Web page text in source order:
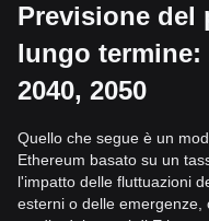
Previsione del
lungo termine:
2040, 2050
Quello che segue è un
Ethereum basato su un
l'impatto delle fluttuazioni
esterni o delle